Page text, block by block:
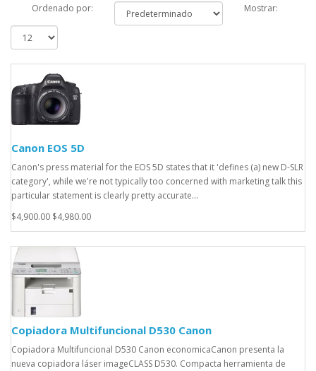
Ordenado por:
Mostrar:
Canon EOS 5D
Canon's press material for the EOS 5D states that it 'defines (a) new D-SLR
category', while we're not typically too concerned with marketing talk this
particular statement is clearly pretty accurate...
$4,900.00 $4,980.00
Copiadora Multifuncional D530 Canon
Copiadora Multifuncional D530 Canon economicaCanon presenta la
nueva copiadora láser imageCLASS D530. Compacta herramienta de